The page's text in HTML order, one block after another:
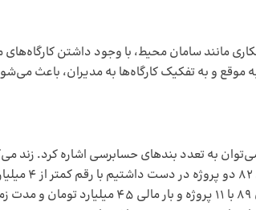
مانند سامان محیط، با وجود داشتن کارگاه‌های
موقع و به تفکیک کارگاه‌ها به مدیران، باعث
برای تحویل گزارش‌ها، در این شرایط در گزارشات حسابرسی حدود 7 الی 8 اشکال وجود داشت. در